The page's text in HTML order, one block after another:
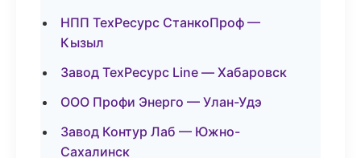
НПП ТехРесурс СтанкоПроф —
Кызыл
Завод ТехРесурс Line — Хабаровск
ООО Профи Энерго — Улан-Удэ
Завод Контур Лаб — Южно-
Сахалинск